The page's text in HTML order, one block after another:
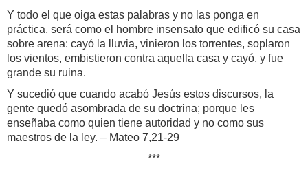
Y todo el que oiga estas palabras y no las ponga en
práctica, será como el hombre insensato que edificó su casa
sobre arena: cayó la lluvia, vinieron los torrentes, soplaron
los vientos, embistieron contra aquella casa y cayó, y fue
grande su ruina.
Y sucedió que cuando acabó Jesús estos discursos, la
gente quedó asombrada de su doctrina; porque les
enseñaba como quien tiene autoridad y no como sus
maestros de la ley. – Mateo 7,21-29
***